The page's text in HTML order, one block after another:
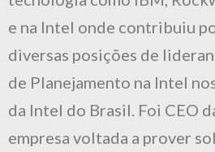
e na Intel onde contribuiu
diversas posições de
de Planejamento na Intel
da Intel do Brasil. Foi CEO
empresa voltada a prover